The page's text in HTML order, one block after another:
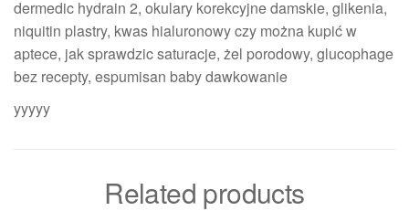
dermedic hydrain 2, okulary korekcyjne damskie, glikenia,
niquitin plastry, kwas hialuronowy czy można kupić w
aptece, jak sprawdzic saturacje, żel porodowy, glucophage
bez recepty, espumisan baby dawkowanie
yyyyy
Related products